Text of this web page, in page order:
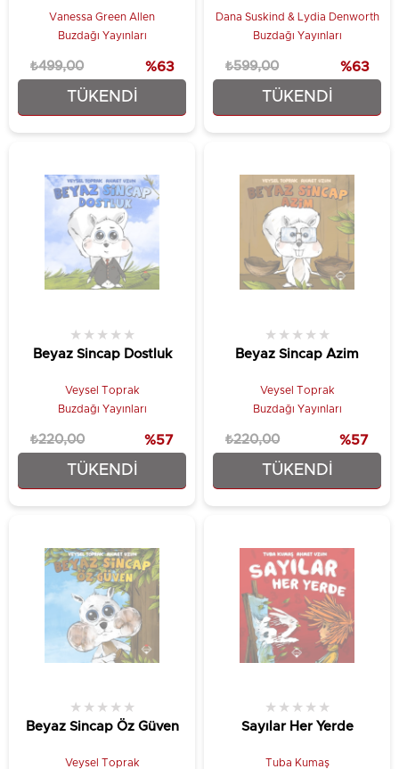
TÜKENDI
Vanessa Green Allen
Buzdağı Yayınları
₺186,75
₺499,00 %63
TÜKENDI
Dana Suskind & Lydia Denworth
Buzdağı Yayınları
₺224,25
₺599,00 %63
TÜKENDI
Beyaz Sincap Dostluk
★ ★ ★ ★ ★
Veysel Toprak
Buzdağı Yayınları
₺93,75
₺220,00 %57
TÜKENDI
Beyaz Sincap Azim
★ ★ ★ ★ ★
Veysel Toprak
Buzdağı Yayınları
₺93,75
₺220,00 %57
Beyaz Sincap Öz Güven
★ ★ ★ ★ ★
Veysel Toprak
Sayılar Her Yerde
★ ★ ★ ★ ★
Tuba Kumaş